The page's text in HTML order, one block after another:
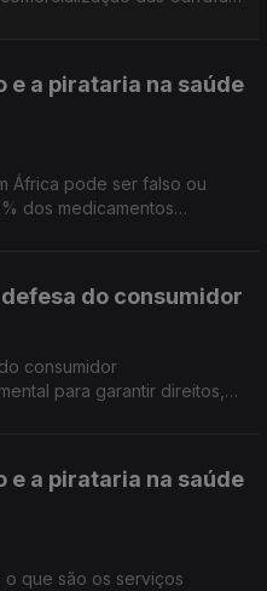
e a pirataria na saúde
África pode ser falso ou
dos medicamentos
do consumidor
consumidor
e a pirataria na saúde